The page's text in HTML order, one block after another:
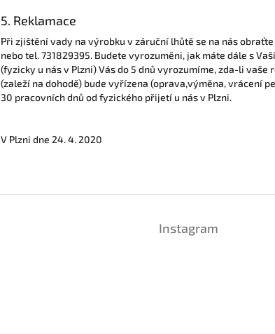
5. Reklamace
Při zjištění vady na výrobku v záruční lhůtě se na nás
nebo tel. 731829395. Budete vyrozuměni, jak máte dále s
(fyzicky u nás v Plzni) Vás do 5 dnů vyrozumíme, zda-li vaše
(zaleží na dohodě) bude vyřízena (oprava,výměna, vrácení
30 pracovních dnů od fyzického přijetí u nás v Plzni.
V Plzni dne 24. 4. 2020
Instagram